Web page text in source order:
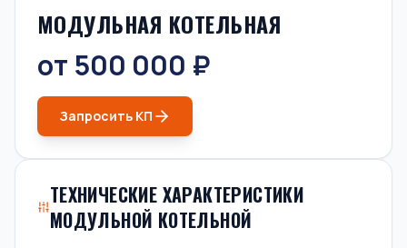
МОДУЛЬНАЯ КОТЕЛЬНАЯ
от 500 000 ₽
Запросить КП
ТЕХНИЧЕСКИЕ ХАРАКТЕРИСТИКИ
МОДУЛЬНОЙ КОТЕЛЬНОЙ